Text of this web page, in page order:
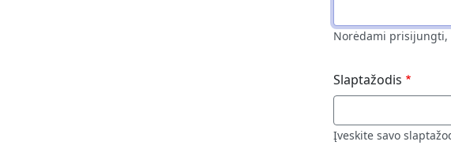
Norėdami prisijungti,
Slaptažodis
Įveskite savo